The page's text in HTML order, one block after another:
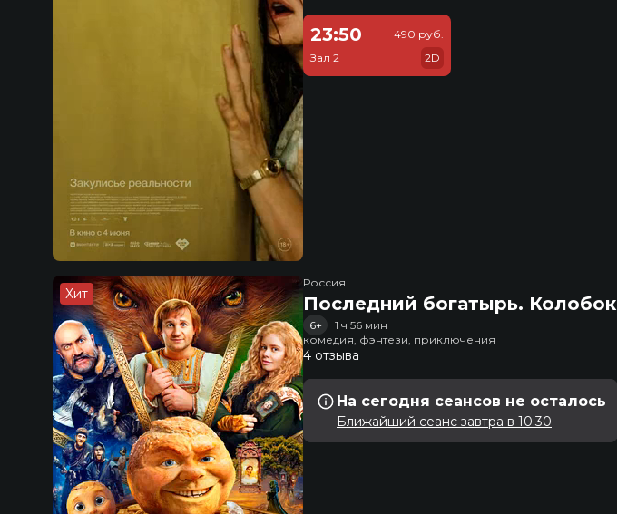
23:50
Зал 2
490 руб.
2D
Хит
Россия
Последний богатырь. Колобок
6+
1 ч 56 мин
комедия, фэнтези, приключения
4 отзыва
На сегодня сеансов не осталось
Ближайший сеанс завтра в 10:30